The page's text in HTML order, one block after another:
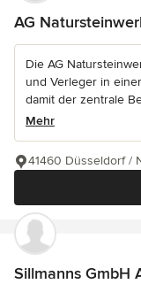
AG
Die AG
und Verleger in
damit der zentrale
Mehr
41460 Düsseldorf /
Sillmanns GmbH